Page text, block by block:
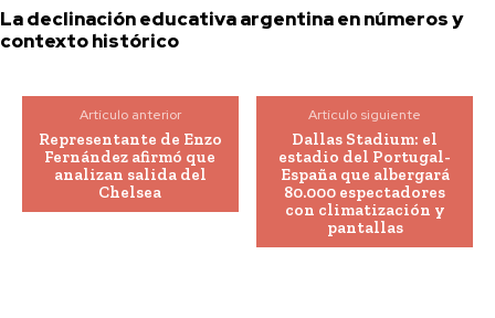
La declinación educativa argentina en números y
contexto histórico
Artículo anterior
Representante de Enzo
Fernández afirmó que
analizan salida del
Chelsea
Artículo siguiente
Dallas Stadium: el
estadio del Portugal-
España que albergará
80.000 espectadores
con climatización y
pantallas